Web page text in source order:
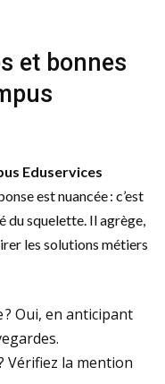
et bonnes
Eduservices
est nuancée : c’est
du squelette. Il agrège,
les solutions métiers
Oui, en anticipant
Vérifiez la mention